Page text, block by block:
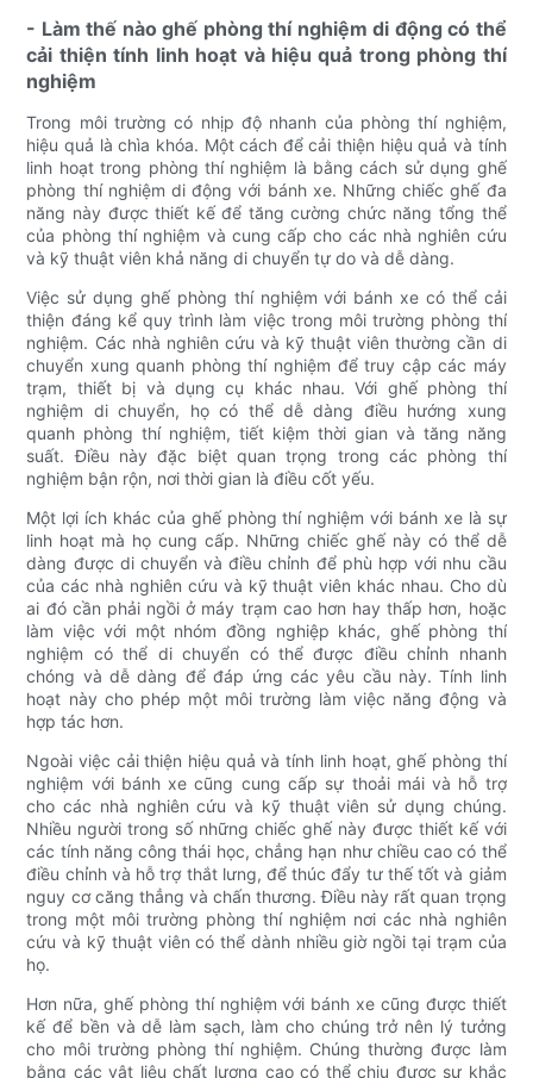
- Làm thế nào ghế phòng thí nghiệm di động có thể
cải thiện tính linh hoạt và hiệu quả trong phòng thí
nghiệm
Trong môi trường có nhịp độ nhanh của phòng thí nghiệm,
hiệu quả là chìa khóa. Một cách để cải thiện hiệu quả và tính
linh hoạt trong phòng thí nghiệm là bằng cách sử dụng ghế
phòng thí nghiệm di động với bánh xe. Những chiếc ghế đa
năng này được thiết kế để tăng cường chức năng tổng thể
của phòng thí nghiệm và cung cấp cho các nhà nghiên cứu
và kỹ thuật viên khả năng di chuyển tự do và dễ dàng.
Việc sử dụng ghế phòng thí nghiệm với bánh xe có thể cải
thiện đáng kể quy trình làm việc trong môi trường phòng thí
nghiệm. Các nhà nghiên cứu và kỹ thuật viên thường cần di
chuyển xung quanh phòng thí nghiệm để truy cập các máy
trạm, thiết bị và dụng cụ khác nhau. Với ghế phòng thí
nghiệm di chuyển, họ có thể dễ dàng điều hướng xung
quanh phòng thí nghiệm, tiết kiệm thời gian và tăng năng
suất. Điều này đặc biệt quan trọng trong các phòng thí
nghiệm bận rộn, nơi thời gian là điều cốt yếu.
Một lợi ích khác của ghế phòng thí nghiệm với bánh xe là sự
linh hoạt mà họ cung cấp. Những chiếc ghế này có thể dễ
dàng được di chuyển và điều chỉnh để phù hợp với nhu cầu
của các nhà nghiên cứu và kỹ thuật viên khác nhau. Cho dù
ai đó cần phải ngồi ở máy trạm cao hơn hay thấp hơn, hoặc
làm việc với một nhóm đồng nghiệp khác, ghế phòng thí
nghiệm có thể di chuyển có thể được điều chỉnh nhanh
chóng và dễ dàng để đáp ứng các yêu cầu này. Tính linh
hoạt này cho phép một môi trường làm việc năng động và
hợp tác hơn.
Ngoài việc cải thiện hiệu quả và tính linh hoạt, ghế phòng thí
nghiệm với bánh xe cũng cung cấp sự thoải mái và hỗ trợ
cho các nhà nghiên cứu và kỹ thuật viên sử dụng chúng.
Nhiều người trong số những chiếc ghế này được thiết kế với
các tính năng công thái học, chẳng hạn như chiều cao có thể
điều chỉnh và hỗ trợ thắt lưng, để thúc đẩy tư thế tốt và giảm
nguy cơ căng thẳng và chấn thương. Điều này rất quan trọng
trong một môi trường phòng thí nghiệm nơi các nhà nghiên
cứu và kỹ thuật viên có thể dành nhiều giờ ngồi tại trạm của
họ.
Hơn nữa, ghế phòng thí nghiệm với bánh xe cũng được thiết
kế để bền và dễ làm sạch, làm cho chúng trở nên lý tưởng
cho môi trường phòng thí nghiệm. Chúng thường được làm
bằng các vật liệu chất lượng cao có thể chịu được sự khắc